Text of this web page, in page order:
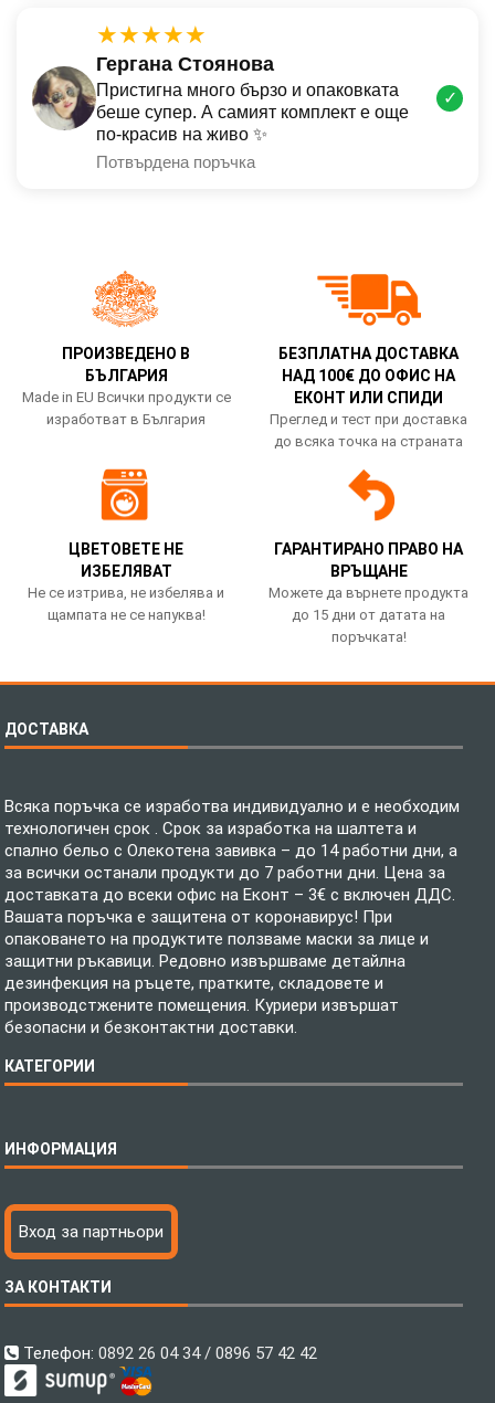
★★★★★
Гергана Стоянова
Пристигна много бързо и опаковката
беше супер. А самият комплект е още
по-красив на живо ✨
Потвърдена поръчка
✓
ПРОИЗВЕДЕНО В
БЪЛГАРИЯ
Made in EU Всички продукти се
изработват в България
БЕЗПЛАТНА ДОСТАВКА
НАД 100€ ДО ОФИС НА
ЕКОНТ ИЛИ СПИДИ
Преглед и тест при доставка
до всяка точка на страната
ЦВЕТОВЕТЕ НЕ
ИЗБЕЛЯВАТ
Не се изтрива, не избелява и
щампата не се напуква!
ГАРАНТИРАНО ПРАВО НА
ВРЪЩАНЕ
Можете да върнете продукта
до 15 дни от датата на
поръчката!
ДОСТАВКА
Всяка поръчка се изработва индивидуално и е необходим
технологичен срок . Срок за изработка на шалтета и
спално бельо с Олекотена завивка – до 14 работни дни, а
за всички останали продукти до 7 работни дни. Цена за
доставката до всеки офис на Еконт – 3€ с включен ДДС.
Вашата поръчка е защитена от коронавирус! При
опаковането на продуктите ползваме маски за лице и
защитни ръкавици. Редовно извършваме детайлна
дезинфекция на ръцете, пратките, складовете и
производстжените помещения. Куриери извършат
безопасни и безконтактни доставки.
КАТЕГОРИИ
Бебешки спални комплекти
Тениски с пълноцветен печат
Хавлиени кърпи
Пончо за водни спортове
Микрофибърни Велурени Кърпи
Детски пончота
ИНФОРМАЦИЯ
Технология на печатане
Файлове за печат
Как да поръчам?
С какво сме различни?
Контакти
Вход за партньори
ЗА КОНТАКТИ
Телефон:0892 26 04 34 / 0896 57 42 42